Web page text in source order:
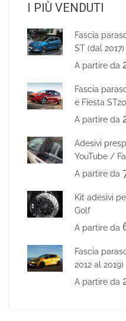
I PIÙ VENDUTI
Fascia
ST (dal 2017)
A partire da
Fascia
e Fiesta
A partire da
Adesivi
YouTube /
A partire da
Kit adesivi
Golf
A partire da
Fascia
2012 al 2019)
A partire da